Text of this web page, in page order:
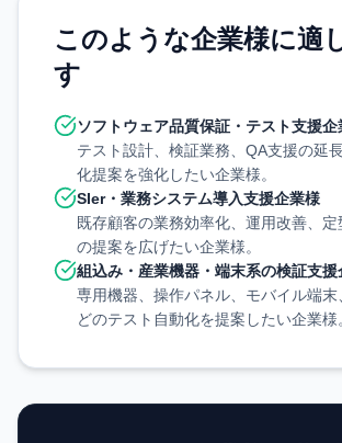
このような企業様に適
す
ソフトウェア品質保証・テスト支援企
テスト設計、検証業務、QA支援の延
化提案を強化したい企業様。
SIer・業務システム導入支援企業様
既存顧客の業務効率化、運用改善、
の提案を広げたい企業様。
組込み・産業機器・端末系の検証支援
専用機器、操作パネル、モバイル端末
どのテスト自動化を提案したい企業様